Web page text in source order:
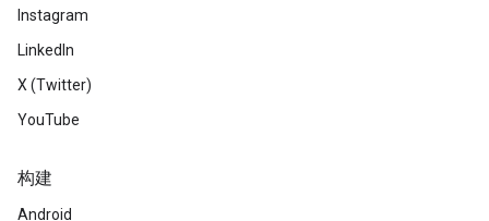
Instagram
LinkedIn
X (Twitter)
YouTube
构建
Android